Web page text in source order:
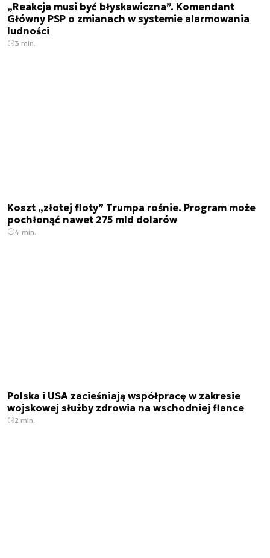
„Reakcja musi być błyskawiczna”. Komendant
Główny PSP o zmianach w systemie alarmowania
ludności
3 min.
Koszt „złotej floty” Trumpa rośnie. Program może
pochłonąć nawet 275 mld dolarów
4 min.
Polska i USA zacieśniają współpracę w zakresie
wojskowej służby zdrowia na wschodniej flance
2 min.